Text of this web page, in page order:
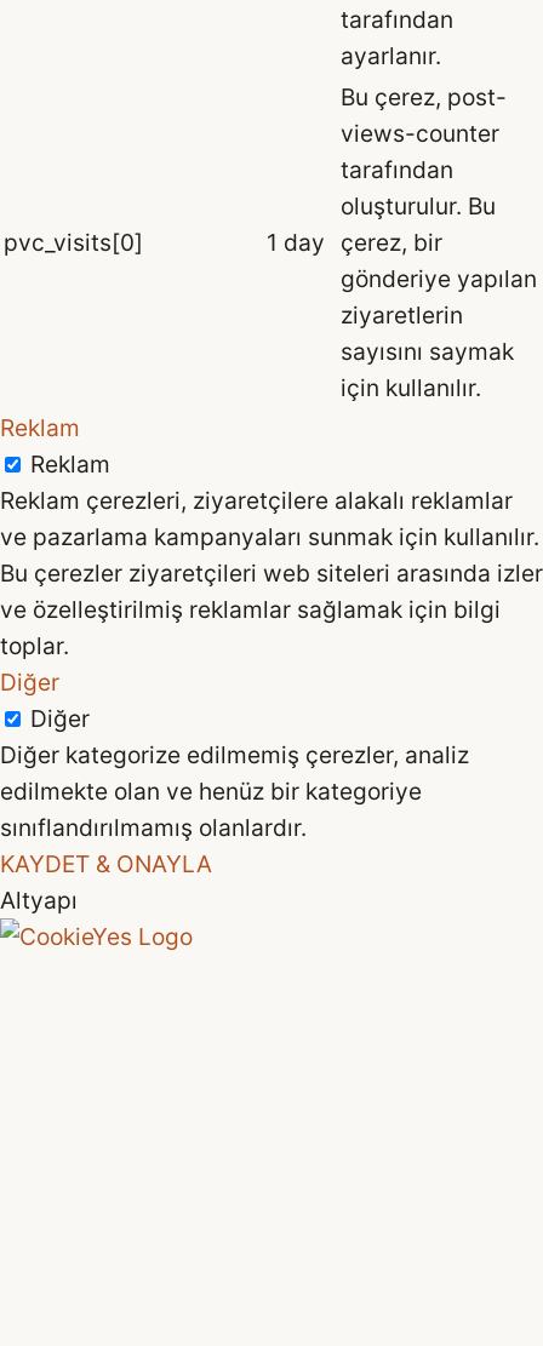
tarafından
ayarlanır.
pvc_visits[0] 1 day
Bu çerez, post-
views-counter
tarafından
oluşturulur. Bu
çerez, bir
gönderiye yapılan
ziyaretlerin
sayısını saymak
için kullanılır.
Reklam
Reklam
Reklam çerezleri, ziyaretçilere alakalı reklamlar
ve pazarlama kampanyaları sunmak için kullanılır.
Bu çerezler ziyaretçileri web siteleri arasında izler
ve özelleştirilmiş reklamlar sağlamak için bilgi
toplar.
Diğer
Diğer
Diğer kategorize edilmemiş çerezler, analiz
edilmekte olan ve henüz bir kategoriye
sınıflandırılmamış olanlardır.
KAYDET & ONAYLA
Altyapı